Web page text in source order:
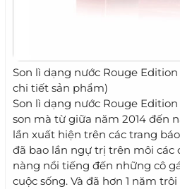
Son lì dạng nước Rouge
chi tiết sản phẩm)
Son lì dạng nước Rouge
son mà từ giữa năm 2014 đến
lần xuất hiện trên các trang
đã bao lần ngự trị trên môi các
nàng nổi tiếng đến những cô
cuộc sống. Và đã hơn 1 năm